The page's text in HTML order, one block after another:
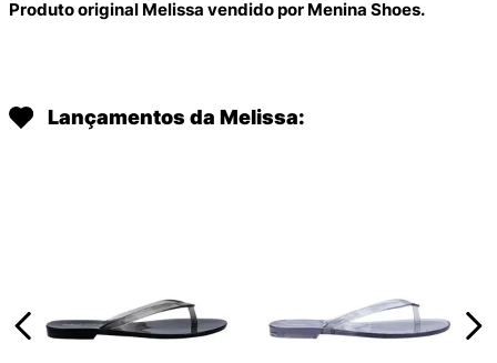
Produto original Melissa vendido por Menina Shoes.
Lançamentos da Melissa: